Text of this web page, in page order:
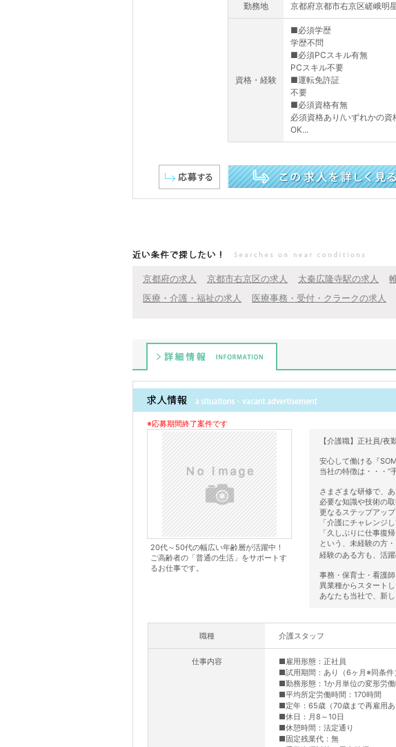
勤務地 京都府京都市右京区嵯峨明
資格・経験
■必須学歴
学歴不問
■必須PCスキル有無
PCスキル不要
■運転免許証
不要
■必須資格有無
必須資格あり/いずれかの資
OK...
京都府の求人 京都市右京区の求人 太秦広隆寺駅の求人
医療・介護・福祉の求人
医療事務・受付・クラークの求人
※応募期間終了案件です
20代～50代の幅広い年齢層が活躍中！
ご高齢者の「普通の生活」をサポートす
るお仕事です。
【介護職】正社員/夜
安心して働ける『
当社の特徴は・・・“
さまざまな研修で、
必要な知識や技術の
更なるステップアップ
「介護にチャレンジ
「久しぶりに仕事復
という、未経験の方
経験のある方も、活
事務・保育士・看護
異業種からスタート
あなたも当社で、新
職種 介護スタッフ
仕事内容
■雇用形態：正社員
■試用期間：あり（6ヶ月※同条件）
■勤務形態：1か月単位の変形労
■平均所定労働時間：170時間
■定年：65歳（70歳まで再雇用あ
■休日：月8～10日
■休憩時間：法定通り
■固定残業代：無